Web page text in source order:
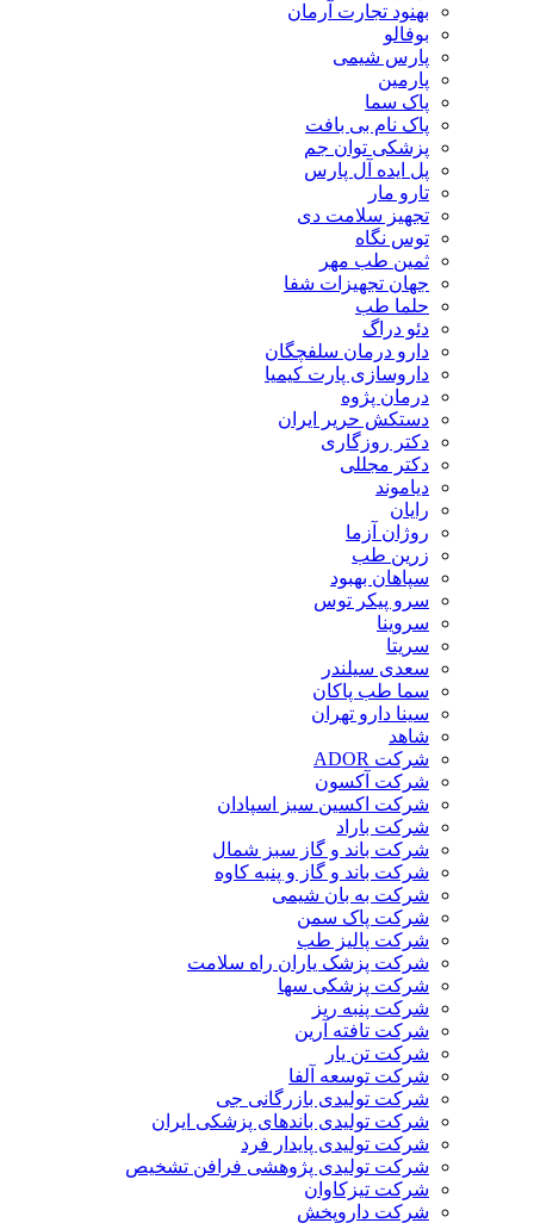
بهنود تجارت آرمان
بوفالو
پارس شیمی
پارمین
پاک سما
پاک نام بی بافت
پزشکی توان جم
پل ایده آل پارس
تارو مار
تجهیز سلامت دی
توس نگاه
ثمین طب مهر
جهان تجهیزات شفا
حلما طب
دئو دراگ
دارو درمان سلفچگان
داروسازی پارت کیمیا
درمان پژوه
دستکش حریر ایران
دکتر روزگاری
دکتر مجللی
دیاموند
رایان
روژان آزما
زرین طب
سپاهان بهبود
سرو پیکر توس
سروینا
سریتا
سعدی سیلندر
سما طب پاکان
سینا دارو تهران
شاهد
شرکت ADOR
شرکت آکسون
شرکت اکسین سبز اسپادان
شرکت باراد
شرکت باند و گاز سبز شمال
شرکت باند و گاز و پنبه کاوه
شرکت به بان شیمی
شرکت پاک سمن
شرکت پالیز طب
شرکت پزشک یاران راه سلامت
شرکت پزشکی سها
شرکت پنبه ریز
شرکت تافته آرین
شرکت تن یار
شرکت توسعه آلفا
شرکت تولیدی بازرگانی جی
شرکت تولیدی باندهای پزشکی ایران
شرکت تولیدی پایدار فرد
شرکت تولیدی پژوهشی فرافن تشخیص
شرکت تیزکاوان
شرکت داروپخش